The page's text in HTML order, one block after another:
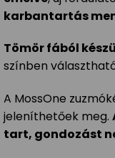
karbantartás
Tömör fából
színben
A MossOne
jeleníthetőek meg.
tart, gondozást